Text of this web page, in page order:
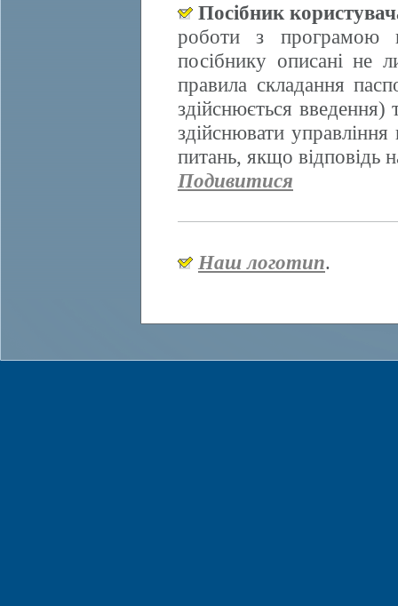
Посібник
роботи з програмою
посібнику описані не
правила складання
здійснюється
здійснювати
питань, якщо відповідь
Подивитися
Наш логотип.